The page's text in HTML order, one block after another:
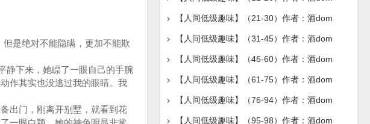
是绝对不能隐瞒，更加不能欺
静下来，她瞟了一眼自己的手腕
作其实也没逃过我的眼睛。我
出门，刚离开别墅，就看到花
【人间低级趣味】（21-30）作者：酒dom
【人间低级趣味】（31-45）作者：酒dom
【人间低级趣味】（46-60）作者：酒dom
【人间低级趣味】（61-75）作者：酒dom
【人间低级趣味】（76-94）作者：酒dom
【人间低级趣味】（95-98）作者：酒dom